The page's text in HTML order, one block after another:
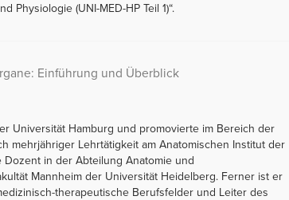
Physiologie (UNI-MED-HP Teil 1)“.
Einführung und Überblick
Universität Hamburg und promovierte im Bereich der
mehrjähriger Lehrtätigkeit am Anatomischen Institut der
in der Abteilung Anatomie und
Mannheim der Universität Heidelberg. Ferner ist er
therapeutische Berufsfelder und Leiter des